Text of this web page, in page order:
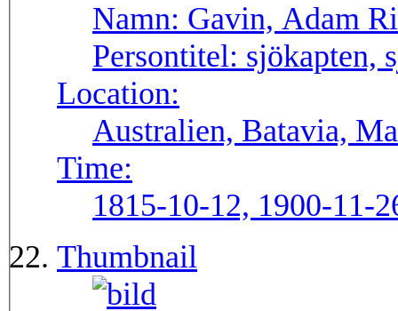
Namn: Gavin, Adam
Persontitel: sjökapten,
Location:
Australien, Batavia,
Time:
1815-10-12, 1900-11-
Thumbnail